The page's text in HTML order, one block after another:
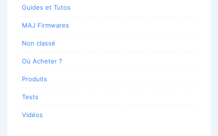
Guides et Tutos
MAJ Firmwares
Non classé
Où Acheter ?
Produits
Tests
Vidéos